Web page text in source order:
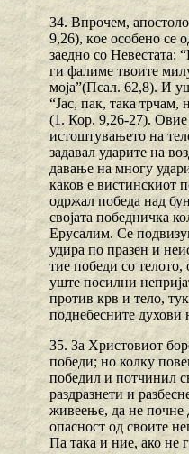
34. Впрочем,
9,26), кoe особено се
заедно со Невестата:
ги фалиме твоите
моја”(Псал. 62,8). И
“Јас, пак, така трчам,
(1. Кор. 9,26-27). Овие
истоштувањето на
задавал ударите на
давање на многу
каков е вистинскиот
одржал победа над
својата победничка
Ерусалим. Се
удира по празен и
тие победи со
уште посилни
против крв и тело,
поднебесните духови
35. За Христовиот
победи; но колку
победил и потчинил
раздразнети и
живеење, да не почне
опасност од своите
Па така и ние, ако не